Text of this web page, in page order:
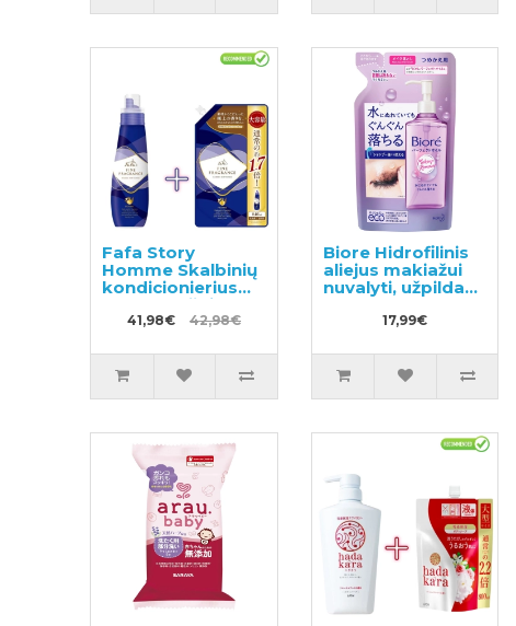
Fafa Story
Homme Skalbinių
kondicionierius
600ml + užpildas
840ml
41,98€ 42,98€
Biore Hidrofilinis
aliejus makiažui
nuvalyti, užpildas
17,99€